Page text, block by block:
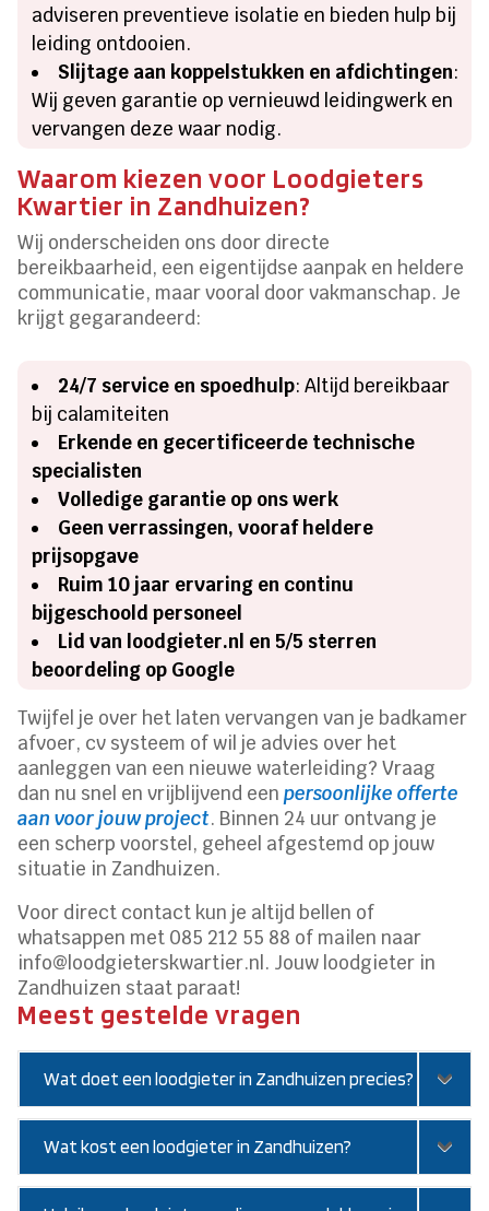
adviseren preventieve isolatie en bieden hulp bij
leiding ontdooien.
Slijtage aan koppelstukken en afdichtingen:
Wij geven garantie op vernieuwd leidingwerk en
vervangen deze waar nodig.
Waarom kiezen voor Loodgieters
Kwartier in Zandhuizen?
Wij onderscheiden ons door directe
bereikbaarheid, een eigentijdse aanpak en heldere
communicatie, maar vooral door vakmanschap. Je
krijgt gegarandeerd:
24/7 service en spoedhulp: Altijd bereikbaar
bij calamiteiten
Erkende en gecertificeerde technische
specialisten
Volledige garantie op ons werk
Geen verrassingen, vooraf heldere
prijsopgave
Ruim 10 jaar ervaring en continu
bijgeschoold personeel
Lid van loodgieter.nl en 5/5 sterren
beoordeling op Google
Twijfel je over het laten vervangen van je badkamer
afvoer, cv systeem of wil je advies over het
aanleggen van een nieuwe waterleiding? Vraag
dan nu snel en vrijblijvend eenpersoonlijke offerte
aan voor jouw project. Binnen 24 uur ontvang je
een scherp voorstel, geheel afgestemd op jouw
situatie in Zandhuizen.
Voor direct contact kun je altijd bellen of
whatsappen met 085 212 55 88 of mailen naar
info@loodgieterskwartier.nl. Jouw loodgieter in
Zandhuizen staat paraat!
Meest gestelde vragen
Wat doet een loodgieter in Zandhuizen precies?
Wat kost een loodgieter in Zandhuizen?